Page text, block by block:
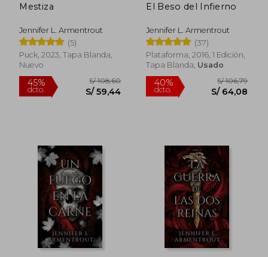
dcto. S/ 70,00 dcto.
Mestiza
Jennifer L. Armentrout
(5)
Puck, 2023, Tapa Blanda,
Nuevo
El Beso del Infierno
Jennifer L. Armentrout
(37)
Plataforma, 2016, 1 Edición,
Tapa Blanda, Usado